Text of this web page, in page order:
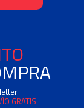
GRATIS